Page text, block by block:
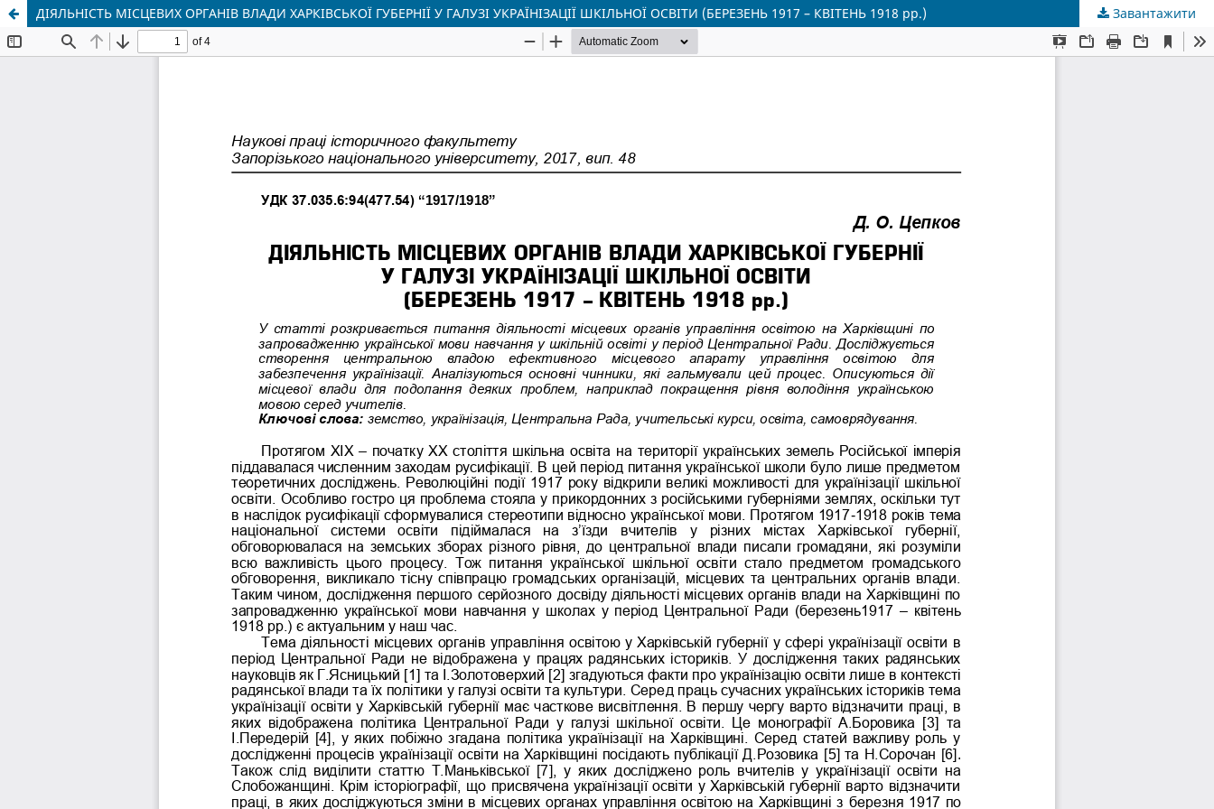
ДІЯЛЬНІСТЬ МІСЦЕВИХ ОРГАНІВ ВЛАДИ ХАРКІВСЬКОЇ ГУБЕРНІЇ У ГАЛУЗІ УКРАЇНІЗАЦІЇ ШКІЛЬНОЇ ОСВІТИ (БЕРЕЗЕНЬ 1917 – КВІТЕНЬ 1918 рр.) Завантажити